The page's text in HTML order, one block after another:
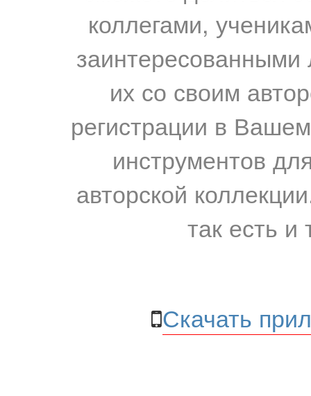
коллегами,
их со своим
регистрации в
инструментов
авторской
так есть и
Скачать